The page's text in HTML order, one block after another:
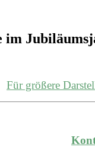
im
Für größere